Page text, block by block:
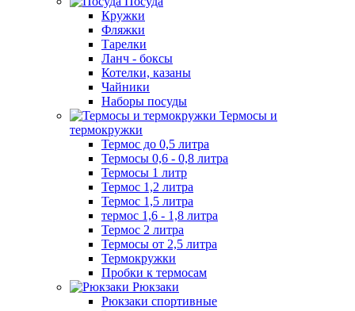
Кружки
Фляжки
Тарелки
Ланч - боксы
Котелки, казаны
Чайники
Наборы посуды
Термосы и
термокружки
Термос до 0,5 литра
Термосы 0,6 - 0,8 литра
Термосы 1 литр
Термос 1,2 литра
Термос 1,5 литра
термос 1,6 - 1,8 литра
Термос 2 литра
Термосы от 2,5 литра
Термокружки
Пробки к термосам
Рюкзаки
Рюкзаки спортивные